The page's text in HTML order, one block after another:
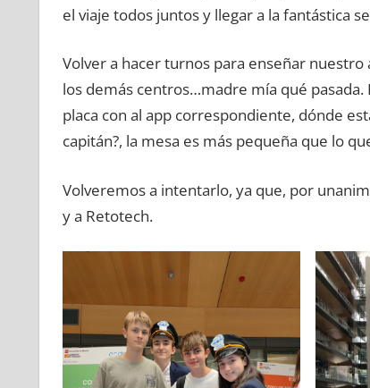
el viaje todos juntos y llegar a la fantástica
Volver a hacer turnos para enseñar
los demás centros…madre mía qué
placa con al app correspondiente, dónde
capitán?, la mesa es más pequeña que lo
Volveremos a intentarlo, ya que, por
y a Retotech.